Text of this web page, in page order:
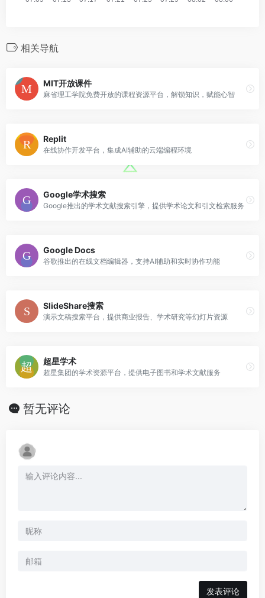
相关导航
MIT开放课件
麻省理工学院免费开放的课程资源平台，解锁知识，赋能心智
Replit
在线协作开发平台，集成AI辅助的云端编程环境
Google学术搜索
Google推出的学术文献搜索引擎，提供学术论文和引文检索服务
Google Docs
谷歌推出的在线文档编辑器，支持AI辅助和实时协作功能
SlideShare搜索
演示文稿搜索平台，提供商业报告、学术研究等幻灯片资源
超星学术
超星集团的学术资源平台，提供电子图书和学术文献服务
暂无评论
发表评论